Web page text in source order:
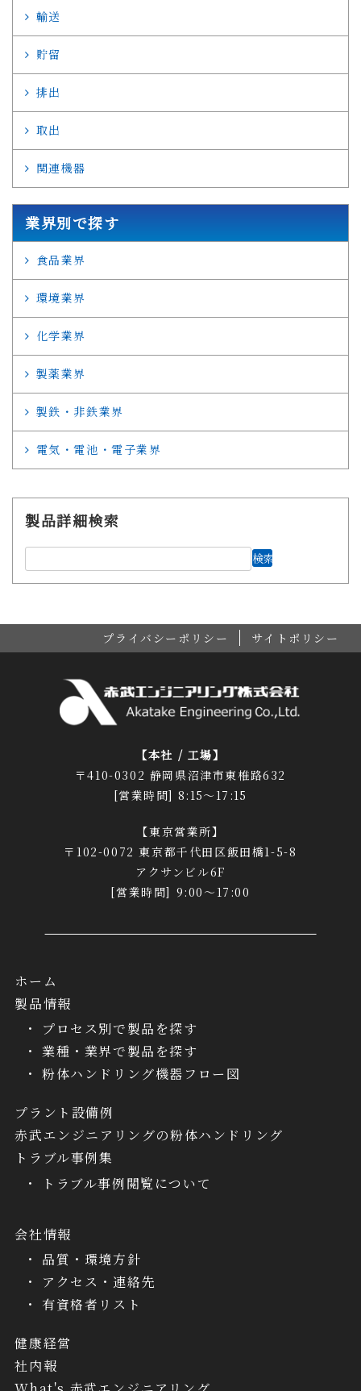
輸送
貯留
排出
取出
関連機器
業界別で探す
食品業界
環境業界
化学業界
製薬業界
製鉄・非鉄業界
電気・電池・電子業界
製品詳細検索
プライバシーポリシー サイトポリシー
【本社 / 工場】
〒410-0302 静岡県沼津市東椎路632
[営業時間] 8:15～17:15
【東京営業所】
〒102-0072 東京都千代田区飯田橋1-5-8
アクサンビル6F
[営業時間] 9:00～17:00
ホーム
製品情報
プロセス別で製品を探す
業種・業界で製品を探す
粉体ハンドリング機器フロー図
プラント設備例
赤武エンジニアリングの粉体ハンドリング
トラブル事例集
トラブル事例閲覧について
会社情報
品質・環境方針
アクセス・連絡先
有資格者リスト
健康経営
社内報